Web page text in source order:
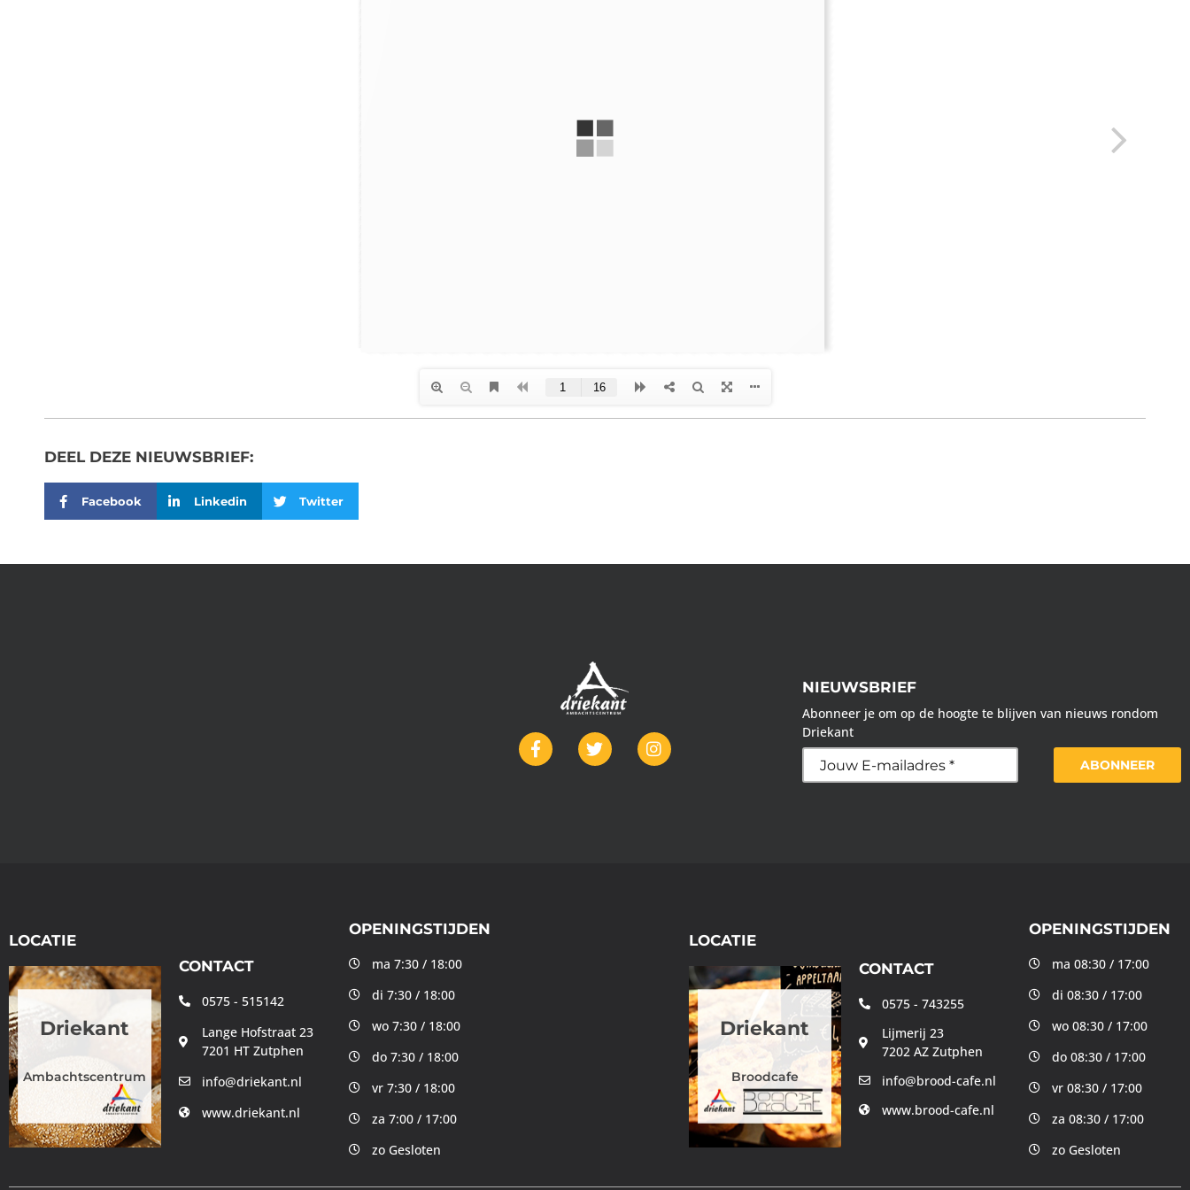
DEEL DEZE NIEUWSBRIEF:
Facebook Linkedin Twitter
NIEUWSBRIEF
Abonneer je om op de hoogte te blijven van nieuws rondom
Driekant
ABONNEER
LOCATIE
Driekant
Ambachtscentrum
CONTACT
0575 - 515142
Lange Hofstraat 23
7201 HT Zutphen
info@driekant.nl
www.driekant.nl
OPENINGSTIJDEN
ma 7:30 / 18:00
di 7:30 / 18:00
wo 7:30 / 18:00
do 7:30 / 18:00
vr 7:30 / 18:00
za 7:00 / 17:00
zo Gesloten
LOCATIE
Driekant
Broodcafe
CONTACT
0575 - 743255
Lijmerij 23
7202 AZ Zutphen
info@brood-cafe.nl
www.brood-cafe.nl
OPENINGSTIJDEN
ma 08:30 / 17:00
di 08:30 / 17:00
wo 08:30 / 17:00
do 08:30 / 17:00
vr 08:30 / 17:00
za 08:30 / 17:00
zo Gesloten